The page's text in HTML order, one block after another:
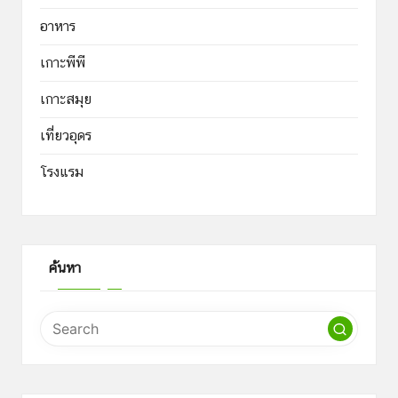
อาหาร
เกาะพีพี
เกาะสมุย
เที่ยวอุดร
โรงแรม
ค้นหา